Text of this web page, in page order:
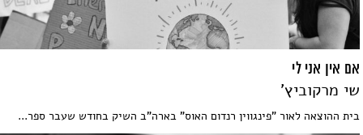
אם אין אני לי
שי מרקוביץ'
בית ההוצאה לאור "פינגווין רנדום האוס" בארה"ב השיק בחודש שעבר ספר...